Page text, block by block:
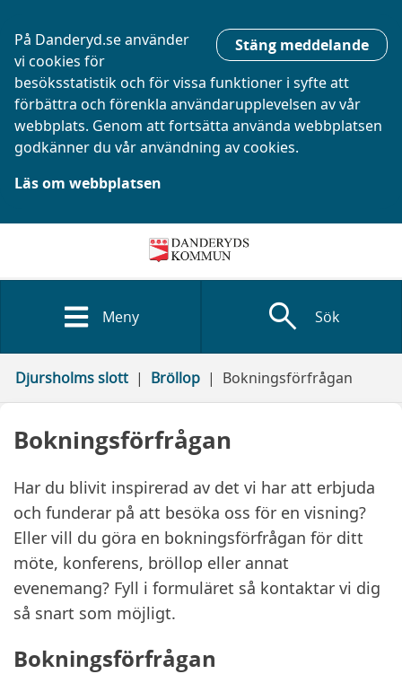
Stäng meddelande
På Danderyd.se använder
vi cookies för
besöksstatistik och för vissa funktioner i syfte att
förbättra och förenkla användarupplevelsen av vår
webbplats. Genom att fortsätta använda webbplatsen
godkänner du vår användning av cookies.
Läs om webbplatsen
Meny search Sök
Djursholms slott Bröllop Bokningsförfrågan
Bokningsförfrågan
Har du blivit inspirerad av det vi har att erbjuda
och funderar på att besöka oss för en visning?
Eller vill du göra en bokningsförfrågan för ditt
möte, konferens, bröllop eller annat
evenemang? Fyll i formuläret så kontaktar vi dig
så snart som möjligt.
Bokningsförfrågan